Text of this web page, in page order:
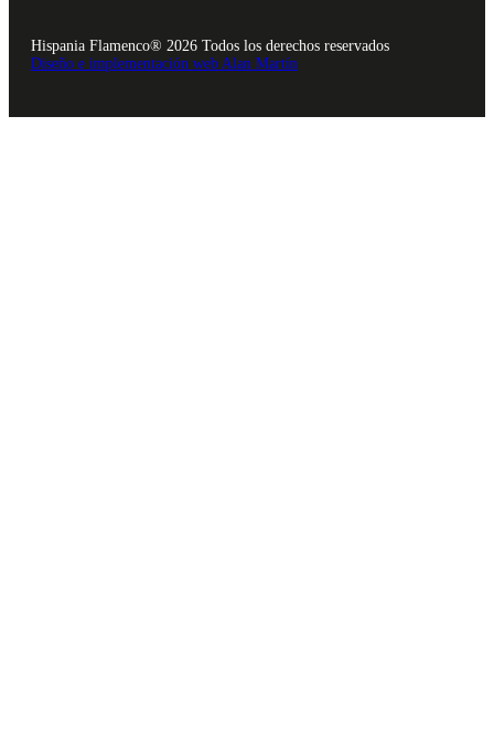
Hispania Flamenco® 2026 Todos los derechos reservados
Diseño e implementación web Alan Martín